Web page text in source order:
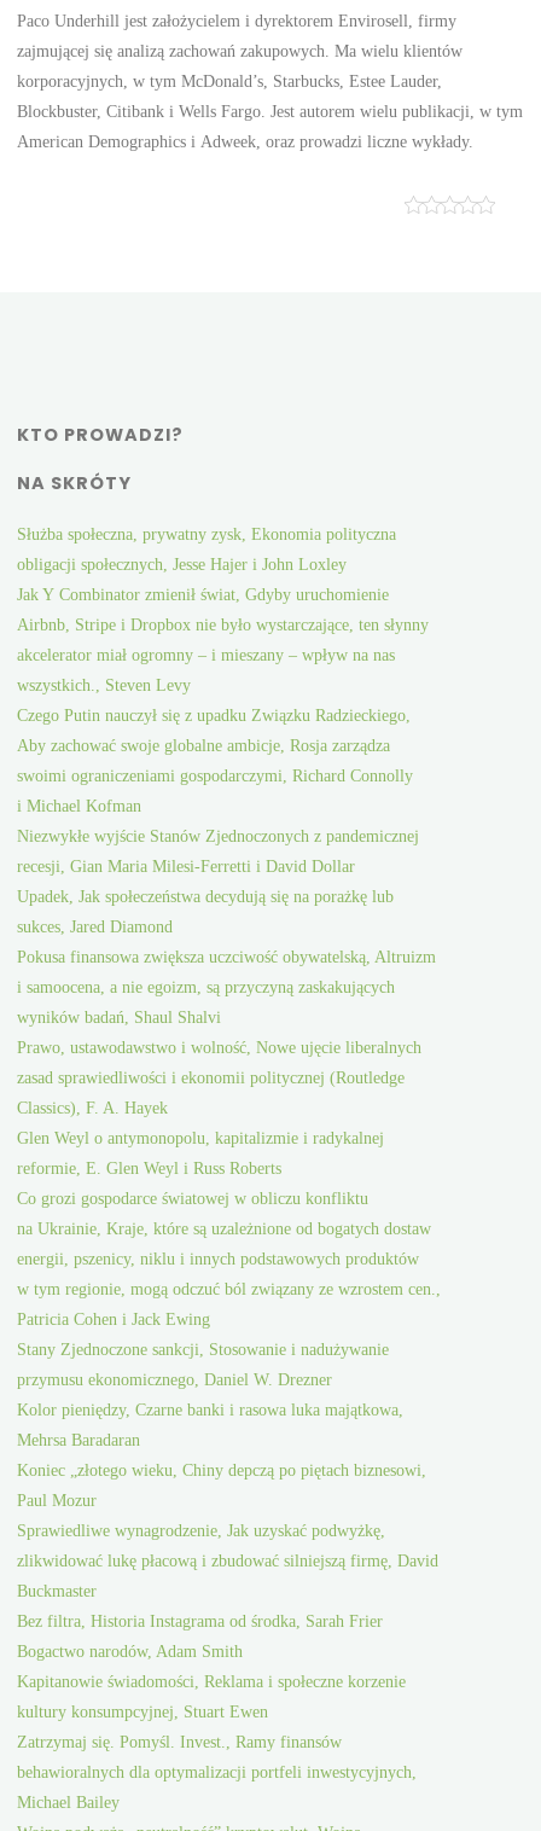
Paco Underhill jest założycielem i dyrektorem Envirosell, firmy
zajmującej się analizą zachowań zakupowych. Ma wielu klientów
korporacyjnych, w tym McDonald’s, Starbucks, Estee Lauder,
Blockbuster, Citibank i Wells Fargo. Jest autorem wielu publikacji, w tym
American Demographics i Adweek, oraz prowadzi liczne wykłady.
KTO PROWADZI?
NA SKRÓTY
Służba społeczna, prywatny zysk, Ekonomia polityczna
obligacji społecznych, Jesse Hajer i John Loxley
Jak Y Combinator zmienił świat, Gdyby uruchomienie
Airbnb, Stripe i Dropbox nie było wystarczające, ten słynny
akcelerator miał ogromny – i mieszany – wpływ na nas
wszystkich., Steven Levy
Czego Putin nauczył się z upadku Związku Radzieckiego,
Aby zachować swoje globalne ambicje, Rosja zarządza
swoimi ograniczeniami gospodarczymi, Richard Connolly
i Michael Kofman
Niezwykłe wyjście Stanów Zjednoczonych z pandemicznej
recesji, Gian Maria Milesi-Ferretti i David Dollar
Upadek, Jak społeczeństwa decydują się na porażkę lub
sukces, Jared Diamond
Pokusa finansowa zwiększa uczciwość obywatelską, Altruizm
i samoocena, a nie egoizm, są przyczyną zaskakujących
wyników badań, Shaul Shalvi
Prawo, ustawodawstwo i wolność, Nowe ujęcie liberalnych
zasad sprawiedliwości i ekonomii politycznej (Routledge
Classics), F. A. Hayek
Glen Weyl o antymonopolu, kapitalizmie i radykalnej
reformie, E. Glen Weyl i Russ Roberts
Co grozi gospodarce światowej w obliczu konfliktu
na Ukrainie, Kraje, które są uzależnione od bogatych dostaw
energii, pszenicy, niklu i innych podstawowych produktów
w tym regionie, mogą odczuć ból związany ze wzrostem cen.,
Patricia Cohen i Jack Ewing
Stany Zjednoczone sankcji, Stosowanie i nadużywanie
przymusu ekonomicznego, Daniel W. Drezner
Kolor pieniędzy, Czarne banki i rasowa luka majątkowa,
Mehrsa Baradaran
Koniec „złotego wieku, Chiny depczą po piętach biznesowi,
Paul Mozur
Sprawiedliwe wynagrodzenie, Jak uzyskać podwyżkę,
zlikwidować lukę płacową i zbudować silniejszą firmę, David
Buckmaster
Bez filtra, Historia Instagrama od środka, Sarah Frier
Bogactwo narodów, Adam Smith
Kapitanowie świadomości, Reklama i społeczne korzenie
kultury konsumpcyjnej, Stuart Ewen
Zatrzymaj się. Pomyśl. Invest., Ramy finansów
behawioralnych dla optymalizacji portfeli inwestycyjnych,
Michael Bailey